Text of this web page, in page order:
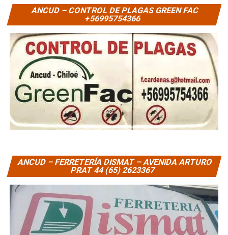
ANCUD – CONTROL DE PLAGAS GREEN FAC
+56995754366
ANCUD – FERRETERÍA DISMAT – AVENIDA ARTURO
PRAT 44 (65) 2623367